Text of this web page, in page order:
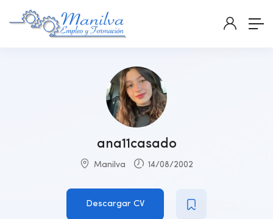
ana11casado
Manilva 14/08/2002
Descargar CV